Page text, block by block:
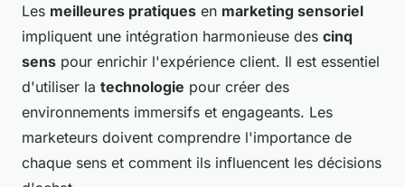
Les meilleures pratiques en marketing sensoriel
impliquent une intégration harmonieuse des cinq
sens pour enrichir l'expérience client. Il est essentiel
d'utiliser la technologie pour créer des
environnements immersifs et engageants. Les
marketeurs doivent comprendre l'importance de
chaque sens et comment ils influencent les décisions